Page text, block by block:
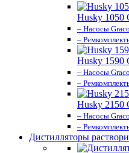
Husky 1050
– Насосы
–
Husky 1590
– Насосы
–
Husky 2150
– Насосы
–
Дистилляторы